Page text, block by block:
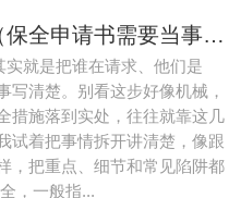
保全申请书中列明身份（保全申请书需要当事人签字吗）
实就是把谁在请求、他们是
写清楚。别看这步好像机械，
措施落到实处，往往就靠这几
试着把事情拆开讲清楚，像跟
，把重点、细节和常见陷阱都
，一般指...